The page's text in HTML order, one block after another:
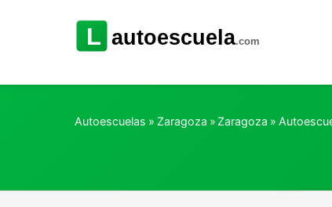
Autoescuelas » Zaragoza »Zaragoza »